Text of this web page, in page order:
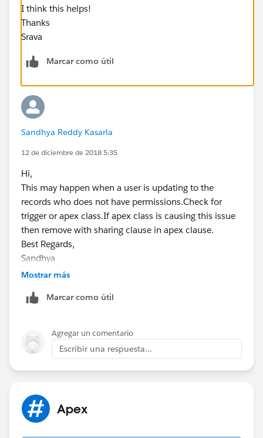
I think this helps!
Thanks
Srava
Marcar como útil
Sandhya Reddy Kasarla
12 de diciembre de 2018 5:35
Hi,
This may happen when a user is updating to the
records who does not have permissions.Check for
trigger or apex class.If apex class is causing this issue
then remove with sharing clause in apex clause.
Best Regards,
Sandhya
Mostrar más
Marcar como útil
Agregar un comentario
Escribir una respuesta...
Apex